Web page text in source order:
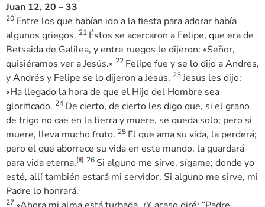
Juan 12, 20 – 33
20 Entre los que habían ido a la fiesta para adorar había
algunos griegos. 21 Éstos se acercaron a Felipe, que era de
Betsaida de Galilea, y entre ruegos le dijeron: «Señor,
quisiéramos ver a Jesús.» 22 Felipe fue y se lo dijo a Andrés,
y Andrés y Felipe se lo dijeron a Jesús. 23Jesús les dijo:
«Ha llegado la hora de que el Hijo del Hombre sea
glorificado. 24 De cierto, de cierto les digo que, si el grano
de trigo no cae en la tierra y muere, se queda solo; pero si
muere, lleva mucho fruto. 25 El que ama su vida, la perderá;
pero el que aborrece su vida en este mundo, la guardará
para vida eterna.(H) 26 Si alguno me sirve, sígame; donde yo
esté, allí también estará mi servidor. Si alguno me sirve, mi
Padre lo honrará.
27